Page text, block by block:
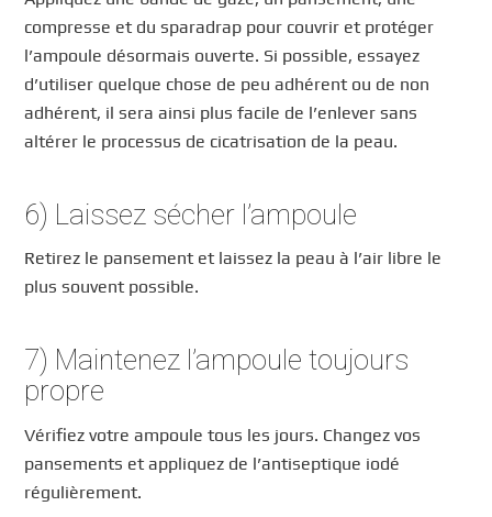
compresse et du sparadrap pour couvrir et protéger
l’ampoule désormais ouverte. Si possible, essayez
d’utiliser quelque chose de peu adhérent ou de non
adhérent, il sera ainsi plus facile de l’enlever sans
altérer le processus de cicatrisation de la peau.
6) Laissez sécher l’ampoule
Retirez le pansement et laissez la peau à l’air libre le
plus souvent possible.
7) Maintenez l’ampoule toujours
propre
Vérifiez votre ampoule tous les jours. Changez vos
pansements et appliquez de l’antiseptique iodé
régulièrement.